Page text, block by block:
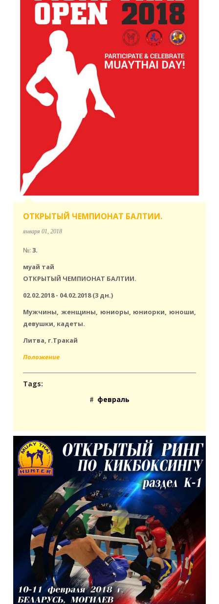
ОТКРЫТЫЙ ЧЕМПИОНАТ БАЛТИИ.
января 01, 2018
№:3.
муай тай
ОТКРЫТЫЙ ЧЕМПИОНАТ БАЛТИИ.
02.02.2018 - 04.02.2018 (3 дн.)
Мужчины, женщины, юниоры, юниорки, юноши,
девушки, кадеты.
Литва, г.Тракай
Положение
Tags:
февраль